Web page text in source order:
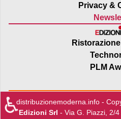
Privacy &
PLM
distribuzionemoderna.info -
Edizioni Srl - Via G. Piazzi, 2/